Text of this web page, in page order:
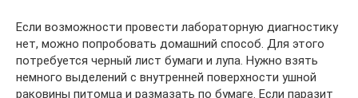
Если возможности провести лабораторную диагностику
нет, можно попробовать домашний способ. Для этого
потребуется черный лист бумаги и лупа. Нужно взять
немного выделений с внутренней поверхности ушной
раковины питомца и размазать по бумаге. Если паразит